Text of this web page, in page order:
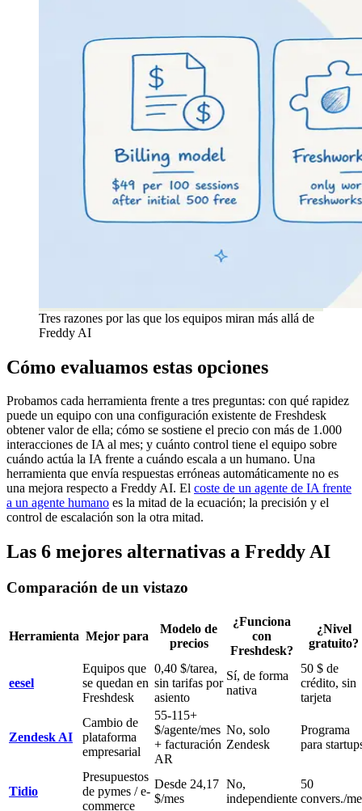
Tres razones por las que los equipos miran más allá de
Freddy AI
Cómo evaluamos estas opciones
Probamos cada herramienta frente a tres preguntas: con qué rapidez
puede un equipo con una configuración existente de Freshdesk
obtener valor de ella; cómo se sostiene el precio con más de 1.000
interacciones de IA al mes; y cuánto control tiene el equipo sobre
cuándo actúa la IA frente a cuándo escala a un humano. Una
herramienta que envía respuestas erróneas automáticamente no es
una mejora respecto a Freddy AI. El coste de un agente de IA frente
a un agente humano es la mitad de la ecuación; la precisión y el
control de escalación son la otra mitad.
Las 6 mejores alternativas a Freddy AI
Comparación de un vistazo
Herramienta Mejor para
Modelo de
precios
¿Funciona
con
Freshdesk?
¿Nivel
gratuito?
eesel
Equipos que
se quedan en
Freshdesk
0,40 $/tarea,
sin tarifas por
asiento
Sí, de forma
nativa
50 $ de
crédito, sin
tarjeta
Zendesk AI
Cambio de
plataforma
empresarial
55-115+
$/agente/mes
+ facturación
AR
No, solo
Zendesk
Programa
para
Tidio
Presupuestos
de pymes / e-
commerce
Desde 24,17
$/mes
No,
independiente
50
convers./